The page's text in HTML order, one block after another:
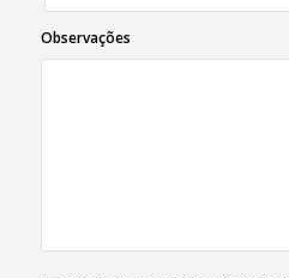
Observações